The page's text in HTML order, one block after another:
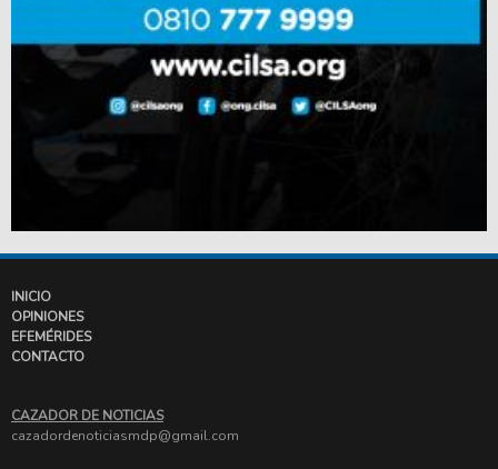
INICIO
OPINIONES
EFEMÉRIDES
CONTACTO
CAZADOR DE NOTICIAS
cazadordenoticiasmdp@gmail.com